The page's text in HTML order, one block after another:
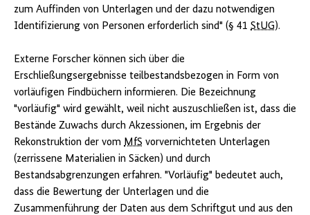
zum Auffinden von Unterlagen und der dazu notwendigen
Identifizierung von Personen erforderlich sind" (§ 41 StUG).
Externe Forscher können sich über die
Erschließungsergebnisse teilbestandsbezogen in Form von
vorläufigen Findbüchern informieren. Die Bezeichnung
"vorläufig" wird gewählt, weil nicht auszuschließen ist, dass die
Bestände Zuwachs durch Akzessionen, im Ergebnis der
Rekonstruktion der vom MfS vorvernichteten Unterlagen
(zerrissene Materialien in Säcken) und durch
Bestandsabgrenzungen erfahren. "Vorläufig" bedeutet auch,
dass die Bewertung der Unterlagen und die
Zusammenführung der Daten aus dem Schriftgut und aus den